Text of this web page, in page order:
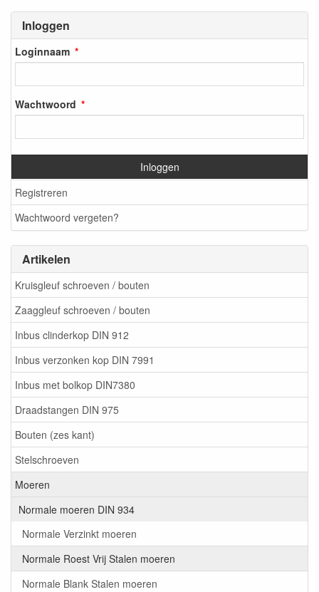
Inloggen
Loginnaam
Wachtwoord
Inloggen
Registreren
Wachtwoord vergeten?
Artikelen
Kruisgleuf schroeven / bouten
Zaaggleuf schroeven / bouten
Inbus clinderkop DIN 912
Inbus verzonken kop DIN 7991
Inbus met bolkop DIN7380
Draadstangen DIN 975
Bouten (zes kant)
Stelschroeven
Moeren
Normale moeren DIN 934
Normale Verzinkt moeren
Normale Roest Vrij Stalen moeren
Normale Blank Stalen moeren